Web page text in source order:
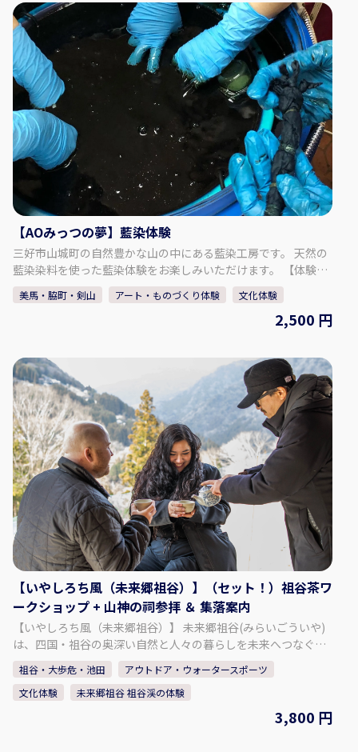
テンツもあります。 【プラン内容】 【祖谷茶ワークショップ 】
祖谷の茶畑で育った茶葉を使い、新茶とほうじ茶をゆったりと
飲み比べ。 地元の人々がお客様をもてなすあたたかな文化を体
感いただきます。山の息吹を映す新茶と、自ら火にかけて焙煎
し仕上げるほうじ茶。香りが立ちのぼる瞬間 ー そこには、祖谷
の暮らしの温もりが宿っています。 【祖谷食卓体験（共同調
理）】 地元食材を使った家庭料理を共同調理し実食。 ◇料金
（お一人様） （小学生以上）：6,000円 ◇時間・期間 体験可能
な時間： ① 10:00～ 所要時間：約3時間 ◇人数・年齢制限 最少
催行人数：2名 最高人数：4名 ※1名の場合は要相談・内容によ
り実施可否判断 ◇注意事項 ・冬季のご来訪について： ① 冬季
は雪が降る場合があります。 ノーマルタイヤでの走行は大変危
険ですのでお控えください。 ② 集落までは山道や急な坂道がご
ざいます。 ③ 運転に不安のある方や、雪道に慣れていない方
は、 タクシーの利用をご検討ください。 【事業者情報】 未来
郷祖谷 ◇住所 〒778-0101 徳島県三好市西祖谷山村重末555
◇SNS Instagram：@miraigoiya.official
【AOみっつの夢】藍染体験
三好市山城町の自然豊かな山の中にある藍染工房です。 天然の
藍染染料を使った藍染体験をお楽しみいただけます。 【体験内
容】 ・ハンカチ 2,500円 ・手ぬぐい 3,000円 ・ストール
（綿）5,500円 【所要時間】 ・1～2時間 【その他】 ・1回にお
受けできる人数は、1～5名様まででお願いします。 ・エプロン
三好市山城町大和川211-1
美馬・脇町・剣山 アート・ものづくり体験 文化体験
2,500 円
【いやしろち風（未来郷祖谷）】（セット！）祖谷茶ワ
ークショップ + 山神の祠参拝 ＆ 集落案内
【いやしろち風（未来郷祖谷）】 未来郷祖谷(みらいごういや)
は、四国・祖谷の奥深い自然と人々の暮らしを未来へつなぐ
「物語の語り部」です。ここで過ごす時間は、観光地を巡る旅
ではなく、「忘れていた自分に出会う旅」です。静寂の中で心
をほどき、自然と共に生きる豊かさを思い出す──。未来郷祖
谷は、祖谷の自然と文化を「未来への贈り物」として伝える場
であり、同時に訪れる人の人生に新しい気づきを灯す存在であ
祖谷・大歩危・池田
アウトドア・ウォータースポーツ
文化体験
未来郷祖谷 祖谷渓の体験
3,800 円